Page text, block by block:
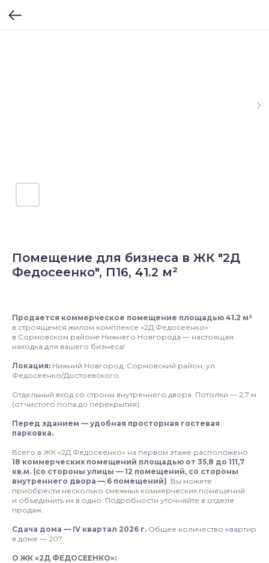
Помещение для бизнеса в ЖК "2Д
Федосеенко", П16, 41.2 м²
Продается коммерческое помещение площадью 41.2 м²
в строящемся жилом комплексе «2Д Федосеенко»
в Сормовском районе Нижнего Новгорода — настоящая
находка для вашего бизнеса!
Локация: Нижний Новгород, Сормовский район, ул.
Федосеенко/Достоевского.
Отдельный вход со строны внутреннего двора. Потолки — 2,7 м
(от чистого пола до перекрытия).
Перед зданием — удобная просторная гостевая
парковка.
Всего в ЖК «2Д Федосеенко» на первом этаже расположено
18 коммерческих помещений площадью от 35,8 до 111,7
кв.м. (со стороны улицы — 12 помещений, со стороны
внутреннего двора — 6 помещений). Вы можете
приобрести несколько смежных коммерческих помещений
и объединить их в одно. Подробности уточняйте в отделе
продаж.
Сдача дома — IV квартал 2026 г. Общее количество квартир
в доме — 207.
О ЖК «2Д ФЕДОСЕЕНКО»: